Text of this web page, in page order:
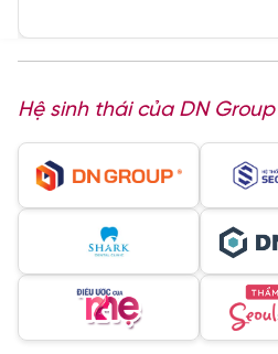
Hệ sinh thái của DN Group